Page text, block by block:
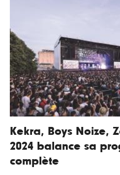
Kekra, Boys Noize,
2024 balance sa
complète